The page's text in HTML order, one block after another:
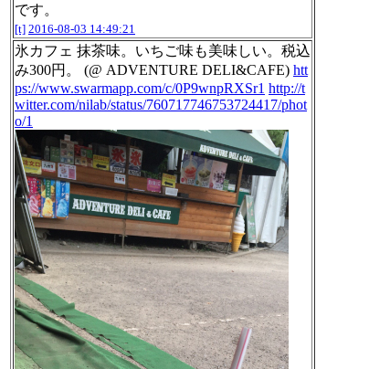
です。
[t] 2016-08-03 14:49:21
氷カフェ 抹茶味。いちご味も美味しい。税込
み300円。 (@ ADVENTURE DELI&CAFE) htt
ps://www.swarmapp.com/c/0P9wnpRXSr1 http://t
witter.com/nilab/status/760717746753724417/phot
o/1